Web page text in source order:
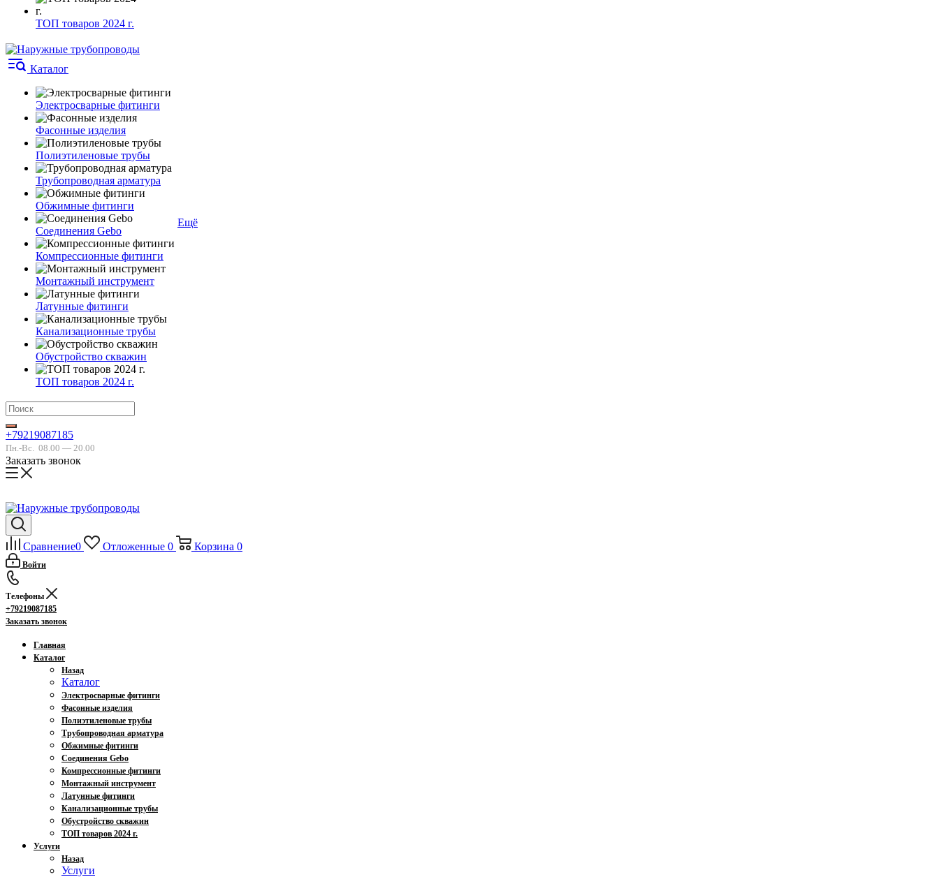
ТОП товаров 2024 г.
Каталог
Электросварные фитинги
Фасонные изделия
Полиэтиленовые трубы
Трубопроводная арматура
Обжимные фитинги
Соединения Gebo
Компрессионные фитинги
Монтажный инструмент
Латунные фитинги
Канализационные трубы
Обустройство скважин
ТОП товаров 2024 г.
Ещё
+79219087185
Пн.-Вс. 08.00 — 20.00
Заказать звонок
Сравнение0 Отложенные 0 Корзина 0
Войти
Телефоны
+79219087185
Заказать звонок
Главная
Каталог
Назад
Каталог
Электросварные фитинги
Фасонные изделия
Полиэтиленовые трубы
Трубопроводная арматура
Обжимные фитинги
Соединения Gebo
Компрессионные фитинги
Монтажный инструмент
Латунные фитинги
Канализационные трубы
Обустройство скважин
ТОП товаров 2024 г.
Услуги
Назад
Услуги